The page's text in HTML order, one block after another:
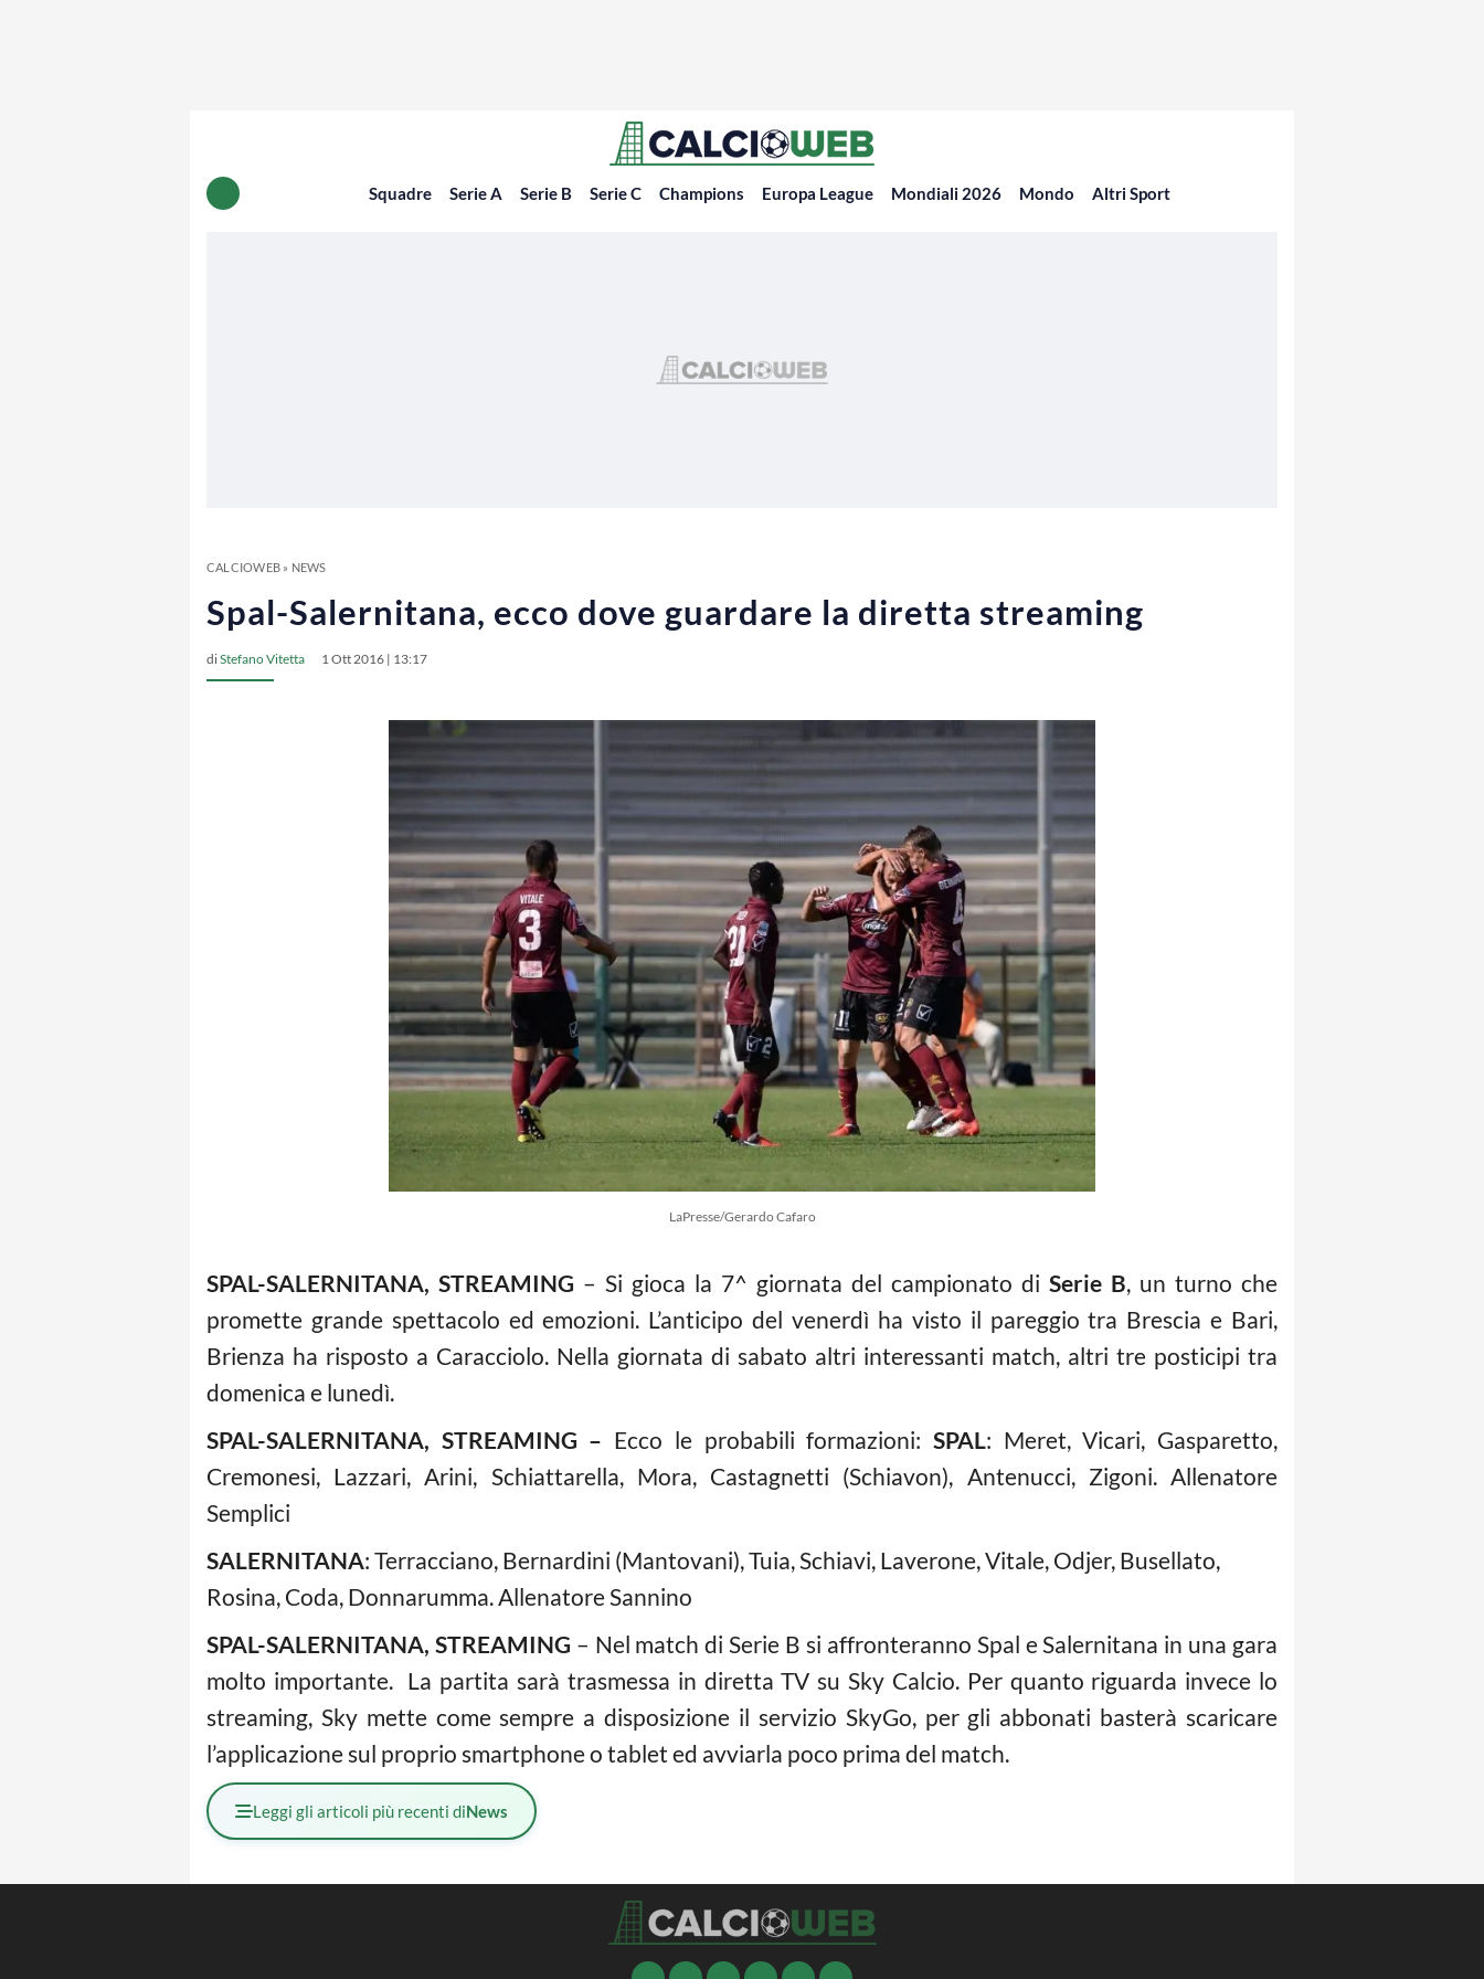
Squadre Serie A Serie B Serie C Champions Europa League Mondiali 2026 Mondo Altri Sport
CALCIOWEB» NEWS
Spal-Salernitana, ecco dove guardare la diretta streaming
diStefano Vitetta 1 Ott 2016 | 13:17
LaPresse/Gerardo Cafaro
SPAL-SALERNITANA, STREAMING – Si gioca la 7^ giornata del campionato di Serie B, un turno che
promette grande spettacolo ed emozioni. L’anticipo del venerdì ha visto il pareggio tra Brescia e Bari,
Brienza ha risposto a Caracciolo. Nella giornata di sabato altri interessanti match, altri tre posticipi tra
domenica e lunedì.
SPAL-SALERNITANA, STREAMING – Ecco le probabili formazioni: SPAL: Meret, Vicari, Gasparetto,
Cremonesi, Lazzari, Arini, Schiattarella, Mora, Castagnetti (Schiavon), Antenucci, Zigoni. Allenatore
Semplici
SALERNITANA: Terracciano, Bernardini (Mantovani), Tuia, Schiavi, Laverone, Vitale, Odjer, Busellato,
Rosina, Coda, Donnarumma. Allenatore Sannino
SPAL-SALERNITANA, STREAMING – Nel match di Serie B si affronteranno Spal e Salernitana in una gara
molto importante. La partita sarà trasmessa in diretta TV su Sky Calcio. Per quanto riguarda invece lo
streaming, Sky mette come sempre a disposizione il servizio SkyGo, per gli abbonati basterà scaricare
l’applicazione sul proprio smartphone o tablet ed avviarla poco prima del match.
Leggi gli articoli più recenti diNews